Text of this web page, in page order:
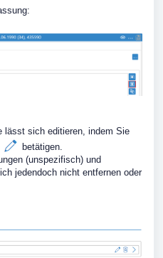
lässt sich editieren, indem Sie
betätigen.
(unspezifisch) und
jedendoch nicht entfernen oder